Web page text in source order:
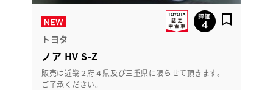
トヨタ
ノア HV S-Z
販売は近畿２府４県及び三重県に限らせて頂きます。
ご了承ください。